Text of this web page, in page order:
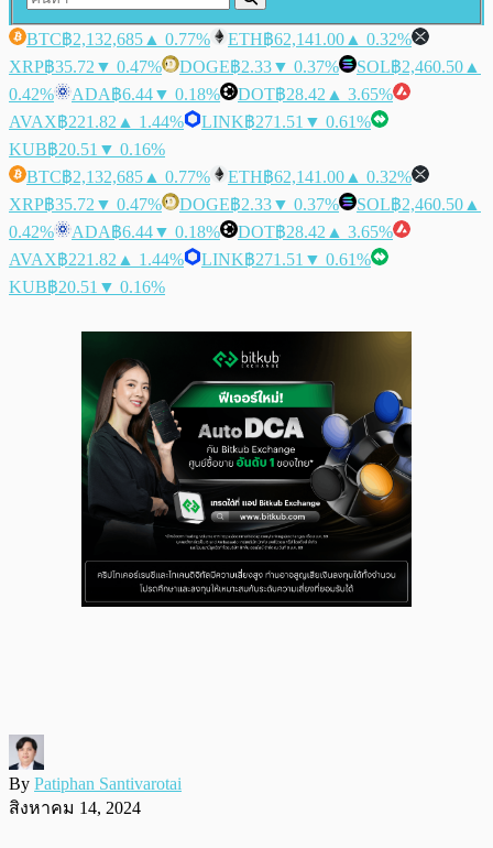
BTC฿2,132,685 ▲ 0.77% ETH฿62,141.00 ▲ 0.32%
XRP฿35.72 ▼ 0.47% DOGE฿2.33▼ 0.37% SOL฿2,460.50 ▲
0.42%
ADA฿6.44▼ 0.18% DOT฿28.42 ▲ 3.65%
AVAX฿221.82 ▲ 1.44% LINK฿271.51 ▼ 0.61%
KUB฿20.51 ▼ 0.16%
BTC฿2,132,685 ▲ 0.77% ETH฿62,141.00 ▲ 0.32%
XRP฿35.72 ▼ 0.47% DOGE฿2.33▼ 0.37% SOL฿2,460.50 ▲
0.42%
ADA฿6.44▼ 0.18% DOT฿28.42 ▲ 3.65%
AVAX฿221.82 ▲ 1.44% LINK฿271.51 ▼ 0.61%
KUB฿20.51 ▼ 0.16%
By Patiphan Santivarotai
สิงหาคม 14, 2024